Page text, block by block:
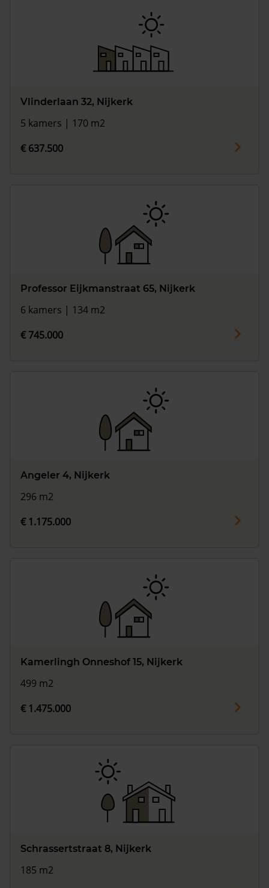
Vlinderlaan 32, Nijkerk
5 kamers | 170 m2
€ 637.500
Professor Eijkmanstraat 65, Nijkerk
6 kamers | 134 m2
€ 745.000
Angeler 4, Nijkerk
296 m2
€ 1.175.000
Kamerlingh Onneshof 15, Nijkerk
499 m2
€ 1.475.000
Schrassertstraat 8, Nijkerk
185 m2